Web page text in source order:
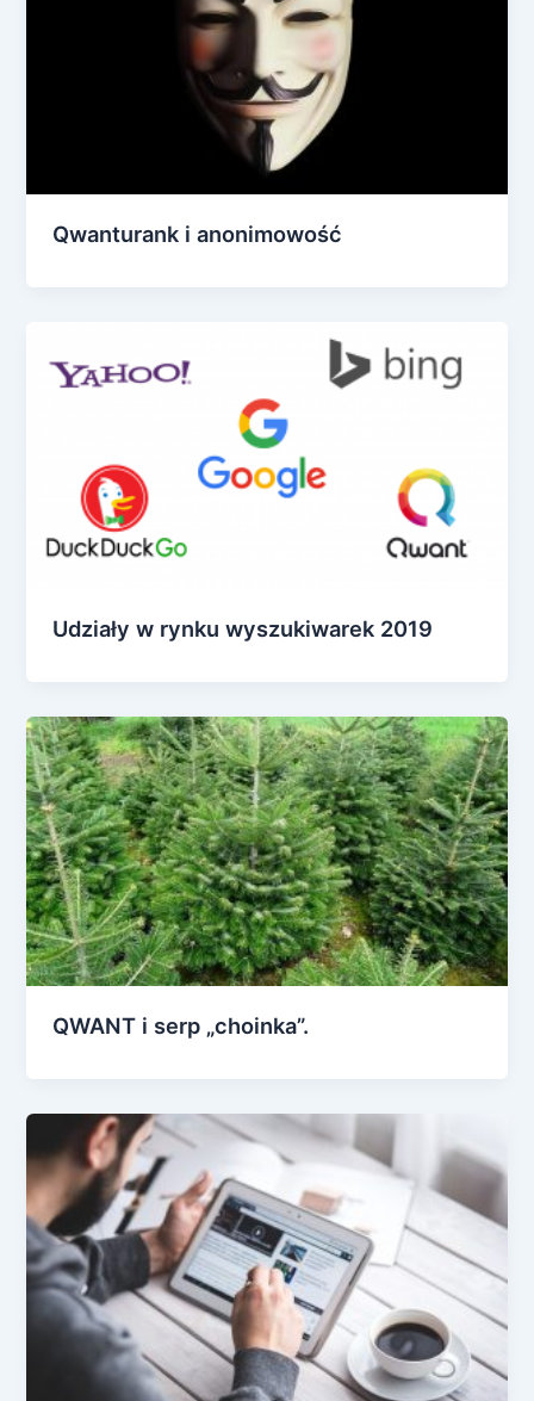
Qwanturank i anonimowość
Udziały w rynku wyszukiwarek 2019
QWANT i serp „choinka”.